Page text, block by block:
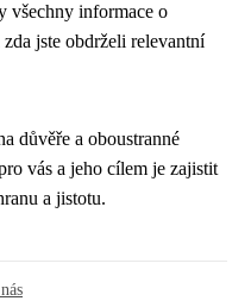
všechny informace o
jste obdrželi relevantní
důvěře a oboustranné
vás a jeho cílem je zajistit
a jistotu.